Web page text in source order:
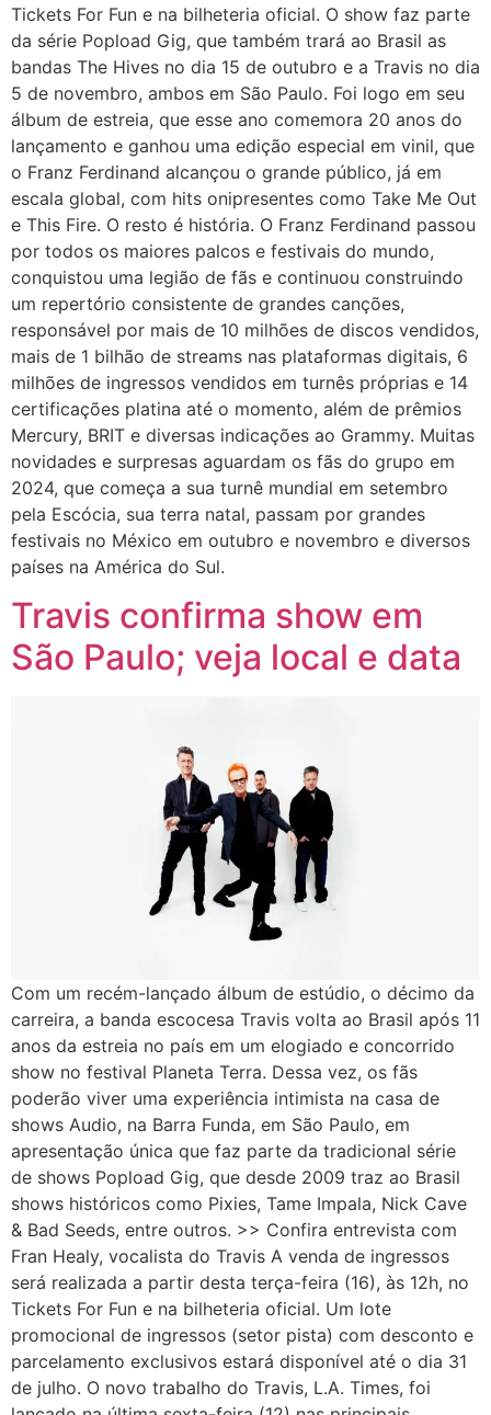
Tickets For Fun e na bilheteria oficial. O show faz parte
da série Popload Gig, que também trará ao Brasil as
bandas The Hives no dia 15 de outubro e a Travis no dia
5 de novembro, ambos em São Paulo. Foi logo em seu
álbum de estreia, que esse ano comemora 20 anos do
lançamento e ganhou uma edição especial em vinil, que
o Franz Ferdinand alcançou o grande público, já em
escala global, com hits onipresentes como Take Me Out
e This Fire. O resto é história. O Franz Ferdinand passou
por todos os maiores palcos e festivais do mundo,
conquistou uma legião de fãs e continuou construindo
um repertório consistente de grandes canções,
responsável por mais de 10 milhões de discos vendidos,
mais de 1 bilhão de streams nas plataformas digitais, 6
milhões de ingressos vendidos em turnês próprias e 14
certificações platina até o momento, além de prêmios
Mercury, BRIT e diversas indicações ao Grammy. Muitas
novidades e surpresas aguardam os fãs do grupo em
2024, que começa a sua turnê mundial em setembro
pela Escócia, sua terra natal, passam por grandes
festivais no México em outubro e novembro e diversos
países na América do Sul.
Travis confirma show em
São Paulo; veja local e data
Com um recém-lançado álbum de estúdio, o décimo da
carreira, a banda escocesa Travis volta ao Brasil após 11
anos da estreia no país em um elogiado e concorrido
show no festival Planeta Terra. Dessa vez, os fãs
poderão viver uma experiência intimista na casa de
shows Audio, na Barra Funda, em São Paulo, em
apresentação única que faz parte da tradicional série
de shows Popload Gig, que desde 2009 traz ao Brasil
shows históricos como Pixies, Tame Impala, Nick Cave
& Bad Seeds, entre outros. >> Confira entrevista com
Fran Healy, vocalista do Travis A venda de ingressos
será realizada a partir desta terça-feira (16), às 12h, no
Tickets For Fun e na bilheteria oficial. Um lote
promocional de ingressos (setor pista) com desconto e
parcelamento exclusivos estará disponível até o dia 31
de julho. O novo trabalho do Travis, L.A. Times, foi